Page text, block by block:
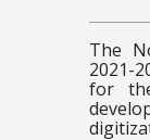
The
2021-
for